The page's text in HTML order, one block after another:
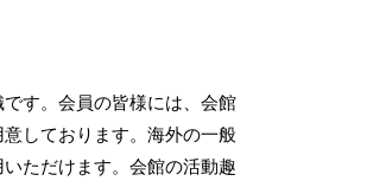
す。会員の皆様には、会館
しております。海外の一般
ただけます。会館の活動趣